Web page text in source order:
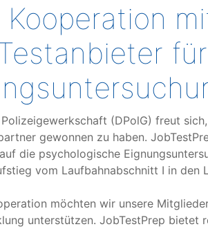
(DPolG) freut
gewonnen zu haben.
die psychologische
vom Laufbahnabschnitt I in den
möchten wir unsere
unterstützen. JobTestPrep bietet